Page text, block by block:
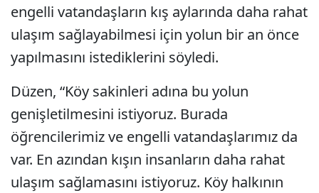
engelli vatandaşların kış aylarında daha rahat
ulaşım sağlayabilmesi için yolun bir an önce
yapılmasını istediklerini söyledi.
Düzen, “Köy sakinleri adına bu yolun
genişletilmesini istiyoruz. Burada
öğrencilerimiz ve engelli vatandaşlarımız da
var. En azından kışın insanların daha rahat
ulaşım sağlamasını istiyoruz. Köy halkının